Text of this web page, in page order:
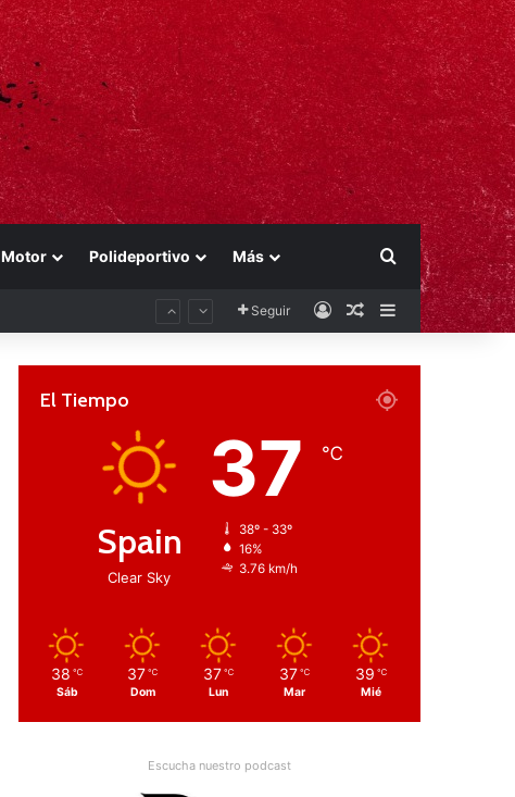
Motor Polideportivo Más Buscar por
Seguir AccesoPublicación al
Barra lateral
El Tiempo
Spain
Clear Sky
37 ℃
38º - 33º
16%
3.76 km/h
38 ℃
Sáb
37 ℃
Dom
37 ℃
Lun
37 ℃
Mar
39 ℃
Mié
Escucha nuestro podcast